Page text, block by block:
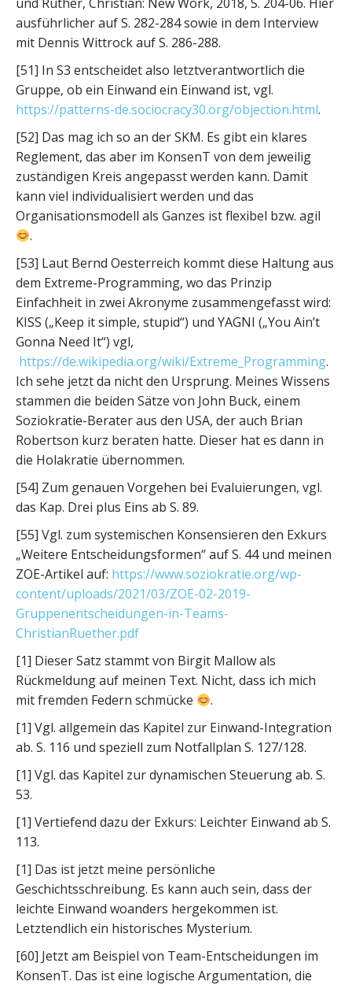
ausführlicher auf S. 282-284 sowie in dem Interview
mit Dennis Wittrock auf S. 286-288.
[51] In S3 entscheidet also letztverantwortlich die
Gruppe, ob ein Einwand ein Einwand ist, vgl.
https://patterns-de.sociocracy30.org/objection.html.
[52] Das mag ich so an der SKM. Es gibt ein klares
Reglement, das aber im KonsenT von dem jeweilig
zuständigen Kreis angepasst werden kann. Damit
kann viel individualisiert werden und das
Organisationsmodell als Ganzes ist flexibel bzw. agil
.
[53] Laut Bernd Oesterreich kommt diese Haltung aus
dem Extreme-Programming, wo das Prinzip
Einfachheit in zwei Akronyme zusammengefasst wird:
KISS („Keep it simple, stupid“) und YAGNI („You Ain’t
Gonna Need It“) vgl,
https://de.wikipedia.org/wiki/Extreme_Programming.
Ich sehe jetzt da nicht den Ursprung. Meines Wissens
stammen die beiden Sätze von John Buck, einem
Soziokratie-Berater aus den USA, der auch Brian
Robertson kurz beraten hatte. Dieser hat es dann in
die Holakratie übernommen.
[54] Zum genauen Vorgehen bei Evaluierungen, vgl.
das Kap. Drei plus Eins ab S. 89.
[55] Vgl. zum systemischen Konsensieren den Exkurs
„Weitere Entscheidungsformen“ auf S. 44 und meinen
ZOE-Artikel auf: https://www.soziokratie.org/wp-
content/uploads/2021/03/ZOE-02-2019-
Gruppenentscheidungen-in-Teams-
ChristianRuether.pdf
[1] Dieser Satz stammt von Birgit Mallow als
Rückmeldung auf meinen Text. Nicht, dass ich mich
mit fremden Federn schmücke
.
[1] Vgl. allgemein das Kapitel zur Einwand-Integration
ab. S. 116 und speziell zum Notfallplan S. 127/128.
[1] Vgl. das Kapitel zur dynamischen Steuerung ab. S.
53.
[1] Vertiefend dazu der Exkurs: Leichter Einwand ab S.
113.
[1] Das ist jetzt meine persönliche
Geschichtsschreibung. Es kann auch sein, dass der
leichte Einwand woanders hergekommen ist.
Letztendlich ein historisches Mysterium.
[60] Jetzt am Beispiel von Team-Entscheidungen im
KonsenT. Das ist eine logische Argumentation, die